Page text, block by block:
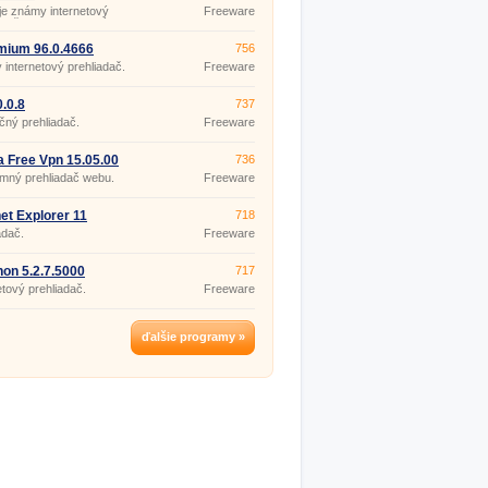
známy internetový
od Appple, ktorý si teraz
systémom Windows.
Freeware
96.0.4666
internetový prehliadač.
756
Freeware
prehliadač.
737
Freeware
Free Vpn 15.05.00
prehliadač webu.
736
Freeware
Explorer 11
718
Freeware
5.2.7.5000
prehliadač.
717
Freeware
ďalšie programy »